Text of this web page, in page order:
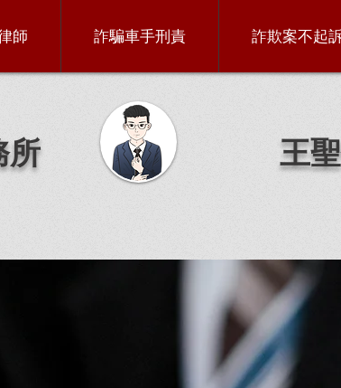
師 詐騙車手刑責 詐欺案不起
所 王